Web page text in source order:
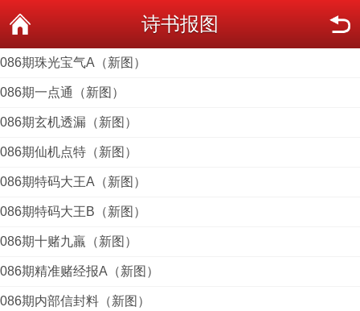
诗书报图
086期珠光宝气A（新图）
086期一点通（新图）
086期玄机透漏（新图）
086期仙机点特（新图）
086期特码大王A（新图）
086期特码大王B（新图）
086期十赌九羸（新图）
086期精准赌经报A（新图）
086期内部信封料（新图）